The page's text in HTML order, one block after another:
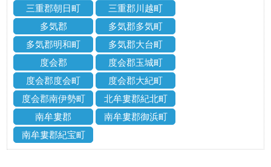
三重郡朝日町
三重郡川越町
多気郡
多気郡多気町
多気郡明和町
多気郡大台町
度会郡
度会郡玉城町
度会郡度会町
度会郡大紀町
度会郡南伊勢町
北牟婁郡紀北町
南牟婁郡
南牟婁郡御浜町
南牟婁郡紀宝町